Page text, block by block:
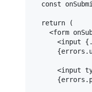
const
return (
<form
<input {
<input